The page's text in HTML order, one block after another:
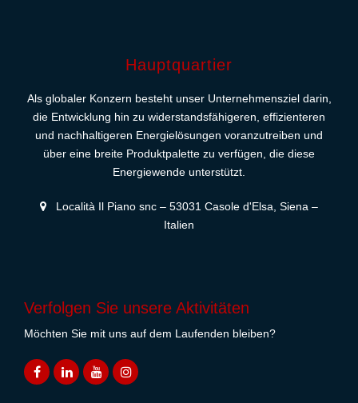
Hauptquartier
Als globaler Konzern besteht unser Unternehmensziel darin,
die Entwicklung hin zu widerstandsfähigeren, effizienteren
und nachhaltigeren Energielösungen voranzutreiben und
über eine breite Produktpalette zu verfügen, die diese
Energiewende unterstützt.
Località Il Piano snc – 53031 Casole d'Elsa, Siena –
Italien
Verfolgen Sie unsere Aktivitäten
Möchten Sie mit uns auf dem Laufenden bleiben?